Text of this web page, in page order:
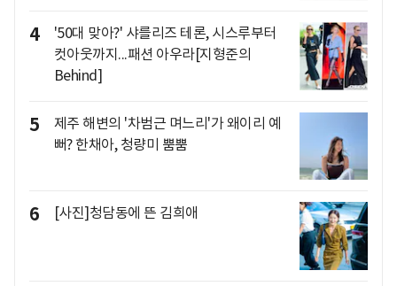
4
'50대 맞아?' 샤를리즈 테론, 시스루부터
컷아웃까지...패션 아우라[지형준의
Behind]
5
제주 해변의 '차범근 며느리'가 왜이리 예
뻐? 한채아, 청량미 뿜뿜
6 [사진]청담동에 뜬 김희애